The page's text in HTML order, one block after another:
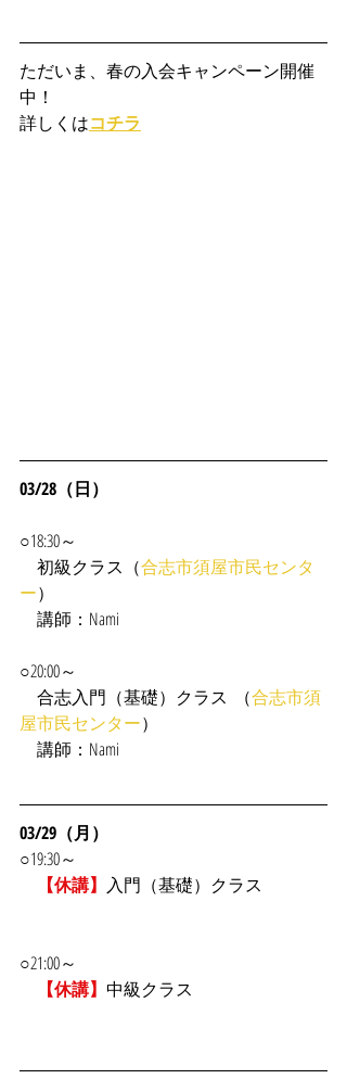
ただいま、春の入会キャンペーン開催
中！
詳しくはコチラ
03/28（日）
○18:30～
初級クラス（合志市須屋市民センタ
ー）
講師：Nami
○20:00～
合志入門（基礎）クラス  （合志市須
屋市民センター）
講師：Nami
03/29（月）
○19:30～
【休講】 入門（基礎）クラス
○21:00～
【休講】 中級クラス